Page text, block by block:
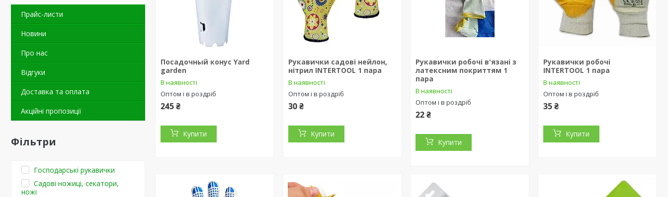
Прайс-листи
Новини
Про нас
Відгуки
Доставка та оплата
Акційні пропозиції
Фільтри
Господарські рукавички
Садові ножиці, секатори,
ножі
Посадочный конус Yard
garden
В наявності
Оптом і в роздріб
245 ₴
Купити
Рукавички садові нейлон,
нітрил INTERTOOL 1 пара
В наявності
Оптом і в роздріб
30 ₴
Купити
Рукавички робочі в'язані з
латексним покриттям 1
пара
В наявності
Оптом і в роздріб
22 ₴
Купити
Рукавички робочі
INTERTOOL 1 пара
В наявності
Оптом і в роздріб
35 ₴
Купити